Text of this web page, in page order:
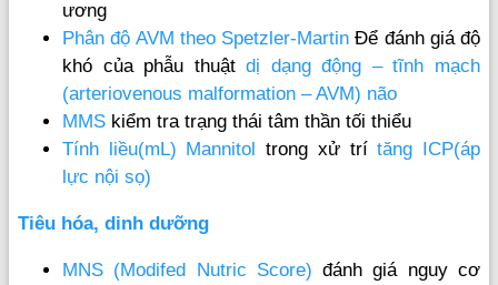
ương
Phân độ AVM theo Spetzler-Martin Để đánh giá độ
khó của phẫu thuậtdị dạng động – tĩnh mạch
(arteriovenous malformation – AVM) não
MMS kiểm tra trạng thái tâm thần tối thiểu
Tính liều(mL) Mannitol trong xử trítăng ICP(áp
lực nội sọ)
Tiêu hóa, dinh dưỡng
MNS (Modifed Nutric Score) đánh giá nguy cơ